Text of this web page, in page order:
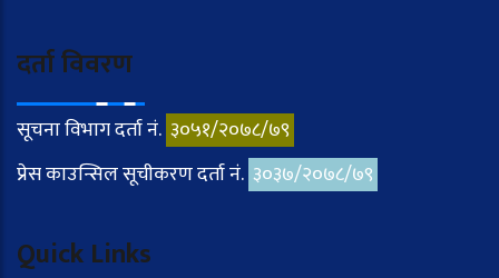
दर्ता विवरण
सूचना विभाग दर्ता नं. ३०५१/२०७८/७९
प्रेस काउन्सिल सूचीकरण दर्ता नं. ३०३७/२०७८/७९
Quick Links